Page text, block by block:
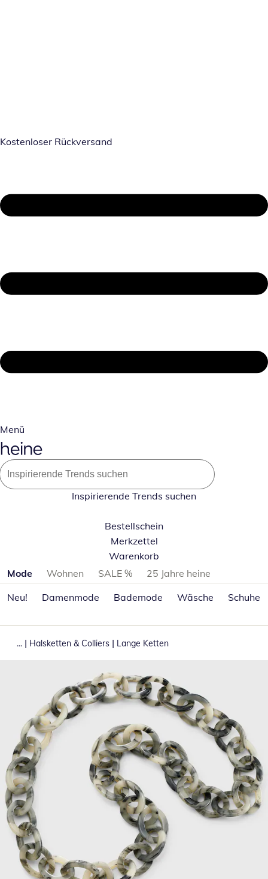
Kostenloser Rückversand
Menü
Inspirierende Trends suchen
Bestellschein
Merkzettel
Warenkorb
Produktkategorien überspringen
Mode Wohnen SALE %
25 Jahre heine
Neu!
Damenmode Bademode Wäsche Schuhe
... | Halsketten & Colliers | Lange Ketten